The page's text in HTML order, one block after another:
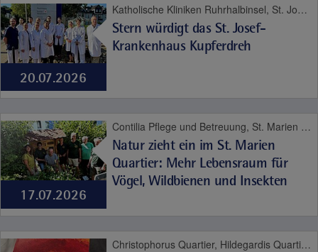
20.07.2026
Katholische Kliniken Ruhrhalbinsel, St. Josef-Krankenhaus Kupferdreh, Altersmedizin, Neurologie
Stern würdigt das St. Josef-
Krankenhaus Kupferdreh
17.07.2026
Contilia Pflege und Betreuung, St. Marien Quartier, Contilia
Natur zieht ein im St. Marien
Quartier: Mehr Lebensraum für
Vögel, Wildbienen und Insekten
Christophorus Quartier, Hildegardis Quartier, Katholisches Familienzentrum und Kindergarten Auf den Hufen, St. Marien-Hospital Mülheim an der Ruhr, Altersmedizin, Contilia, Kinder- und Jugendmedizin, Pflege